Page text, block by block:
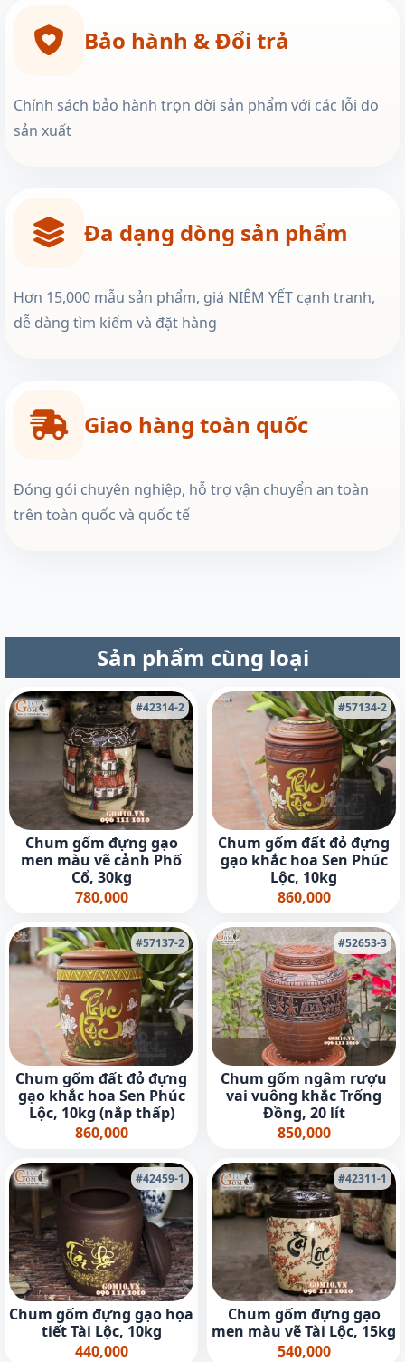
Bảo hành & Đổi trả
Chính sách bảo hành trọn đời sản phẩm với các lỗi do
sản xuất
Đa dạng dòng sản phẩm
Hơn 15,000 mẫu sản phẩm, giá NIÊM YẾT cạnh tranh,
dễ dàng tìm kiếm và đặt hàng
Giao hàng toàn quốc
Đóng gói chuyên nghiệp, hỗ trợ vận chuyển an toàn
trên toàn quốc và quốc tế
Sản phẩm cùng loại
#42314-2
Chum gốm đựng gạo
men màu vẽ cảnh Phố
Cổ, 30kg
780,000
#57134-2
Chum gốm đất đỏ đựng
gạo khắc hoa Sen Phúc
Lộc, 10kg
860,000
#57137-2
Chum gốm đất đỏ đựng
gạo khắc hoa Sen Phúc
Lộc, 10kg (nắp thấp)
860,000
#52653-3
Chum gốm ngâm rượu
vai vuông khắc Trống
Đồng, 20 lít
850,000
#42459-1
Chum gốm đựng gạo họa
tiết Tài Lộc, 10kg
440,000
#42311-1
Chum gốm đựng gạo
men màu vẽ Tài Lộc, 15kg
540,000